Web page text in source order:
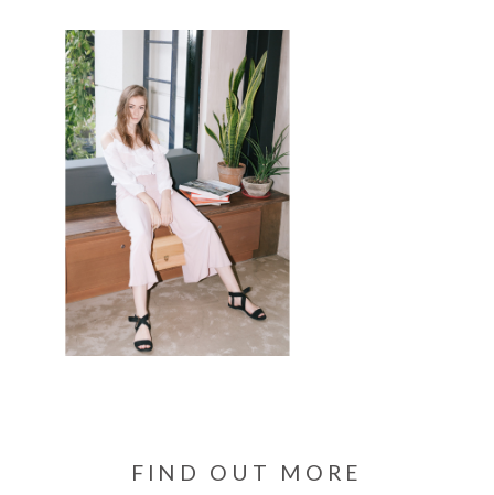
FIND OUT MORE